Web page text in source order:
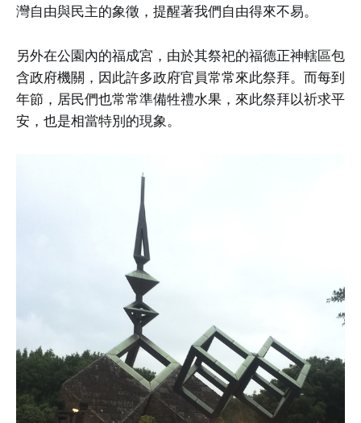
灣自由與民主的象徵，提醒著我們自由得來不易。
另外在公園內的福成宮，由於其祭祀的福德正神轄區包
含政府機關，因此許多政府官員常常來此祭拜。而每到
年節，居民們也常常準備牲禮水果，來此祭拜以祈求平
安，也是相當特別的現象。